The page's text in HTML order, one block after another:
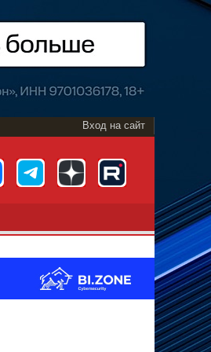
Вход на сайт